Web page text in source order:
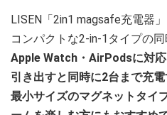
LISEN「2in1 magsafe充電器
コンパクトな2-in-1タイプの同
Apple Watch・AirPodsに対
引き出すと同時に2台まで充
最小サイズのマグネットタイ